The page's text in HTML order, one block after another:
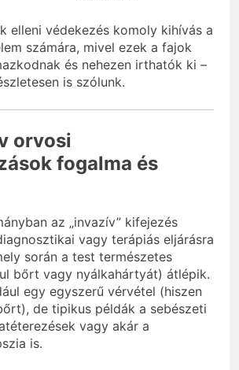
elleni védekezés komoly kihívás a
számára, mivel ezek a fajok
és nehezen irthatók ki –
is szólunk.
orvosi
fogalma és
az „invazív” kifejezés
vagy terápiás eljárásra
során a test természetes
bőrt vagy nyálkahártyát) átlépik.
egy egyszerű vérvétel (hiszen
de tipikus példák a sebészeti
vagy akár a
is.